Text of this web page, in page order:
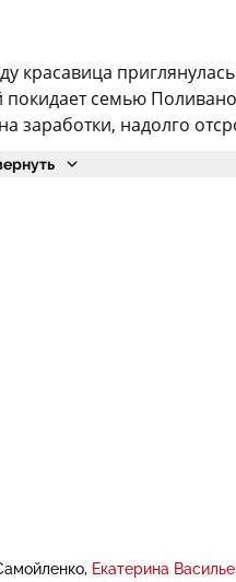
семью
заработки, надолго
Екатерина